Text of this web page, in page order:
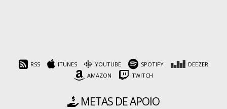
RSS ITUNES YOUTUBE SPOTIFY
DEEZER
AMAZON
TWITCH
METAS DE APOIO